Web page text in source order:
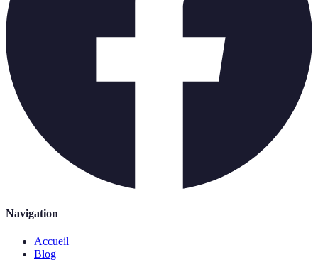
Navigation
Accueil
Blog